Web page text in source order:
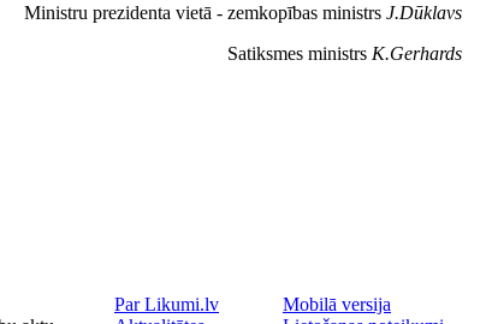
Ministru prezidenta vietā - zemkopības ministrs J.Dūklavs
Satiksmes ministrs K.Gerhards
Par Likumi.lv
Mobilā versija